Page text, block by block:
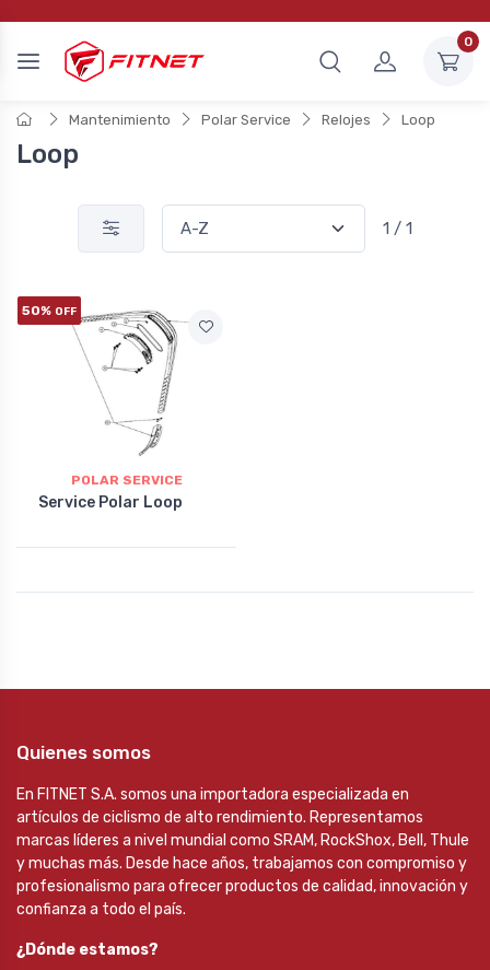
0
Mantenimiento Polar Service Relojes Loop
Loop
1 / 1
50% OFF
POLAR SERVICE
Service Polar Loop
Quienes somos
En FITNET S.A. somos una importadora especializada en
artículos de ciclismo de alto rendimiento. Representamos
marcas líderes a nivel mundial como SRAM, RockShox, Bell, Thule
y muchas más. Desde hace años, trabajamos con compromiso y
profesionalismo para ofrecer productos de calidad, innovación y
confianza a todo el país.
¿Dónde estamos?